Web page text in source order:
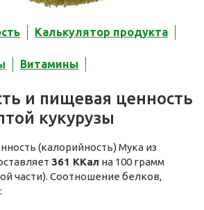
Калькулятор продукта
Витамины
и пищевая ценность
кукурузы
(калорийность) Мука из
361 ККал на 100 грамм
части). Соотношение белков,